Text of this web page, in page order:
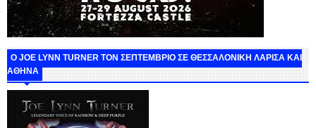
O JOE LYNN TURNER ΤΟΝ ΣΕΠΤΕΜΒΡΙΟ ΣΕ ΘΕΣΣΑΛΟΝΙΚΗ ΛΑΡΙΣΑ ΚΑΙ
ΑΘΗΝΑ